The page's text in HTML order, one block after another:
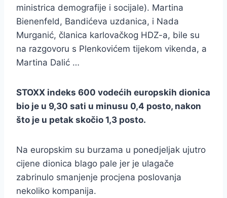
ministrica demografije i socijale). Martina
Bienenfeld, Bandićeva uzdanica, i Nada
Murganić, članica karlovačkog HDZ-a, bile su
na razgovoru s Plenkovićem tijekom vikenda, a
Martina Dalić …
STOXX indeks 600 vodećih europskih dionica
bio je u 9,30 sati u minusu 0,4 posto, nakon
što je u petak skočio 1,3 posto.
Na europskim su burzama u ponedjeljak ujutro
cijene dionica blago pale jer je ulagače
zabrinulo smanjenje procjena poslovanja
nekoliko kompanija.